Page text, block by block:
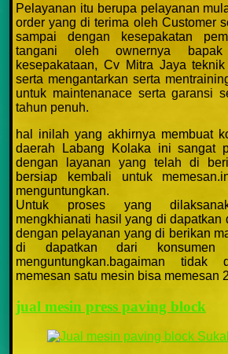
Pelayanan itu berupa pelayanan
order yang di terima oleh Customer
sampai dengan kesepakatan
tangani oleh ownernya bapak
kesepakataan, Cv Mitra Jaya
serta mengantarkan serta
untuk maintenanace serta garansi
tahun penuh.
hal inilah yang akhirnya membuat
daerah Labang Kolaka ini sangat
dengan layanan yang telah di
bersiap kembali untuk
menguntungkan.
Untuk proses yang
mengkhianati hasil yang di dapatkan
dengan pelayanan yang di berikan
di dapatkan dari konsumen
menguntungkan.bagaiman
memesan satu mesin bisa memesan
jual mesin press paving block